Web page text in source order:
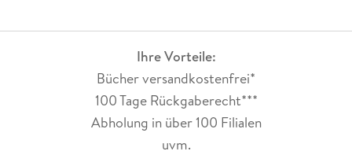
Ihre Vorteile:
Bücher versandkostenfrei*
100 Tage Rückgaberecht***
Abholung in über 100 Filialen
uvm.